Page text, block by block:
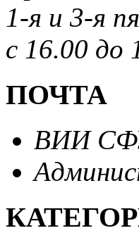
1-я и 3-я
с 16.00 до
ПОЧТА
ВИИ